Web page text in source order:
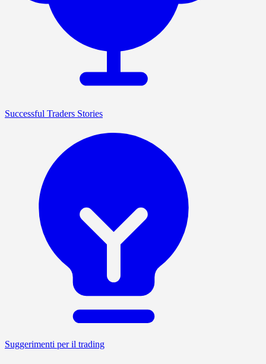
Successful Traders Stories
Suggerimenti per il trading